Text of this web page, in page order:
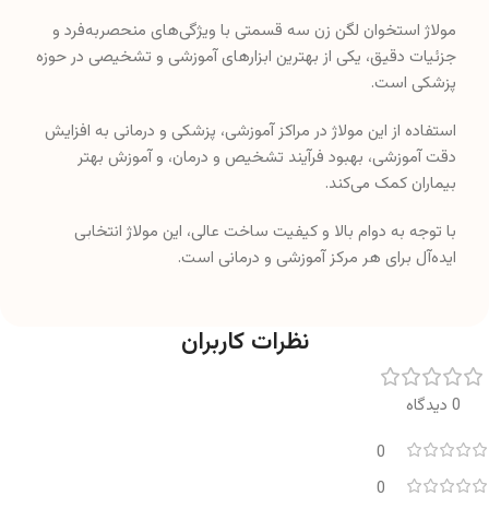
مولاژ استخوان لگن زن سه قسمتی با ویژگی‌های منحصربه‌فرد و
جزئیات دقیق، یکی از بهترین ابزارهای آموزشی و تشخیصی در حوزه
پزشکی است.
استفاده از این مولاژ در مراکز آموزشی، پزشکی و درمانی به افزایش
دقت آموزشی، بهبود فرآیند تشخیص و درمان، و آموزش بهتر
بیماران کمک می‌کند.
با توجه به دوام بالا و کیفیت ساخت عالی، این مولاژ انتخابی
ایده‌آل برای هر مرکز آموزشی و درمانی است.
نظرات کاربران
0 دیدگاه
0
0